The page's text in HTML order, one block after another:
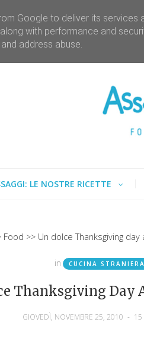
LE NOSTRE RICETTE
Food Un dolce Thanksgiving
in CUCINA STRANIERA
Thanksgiving Day
GIOVEDÌ, NOVEMBRE 25, 2010 - 15
Google to deliver its services
with performance and
address abuse.